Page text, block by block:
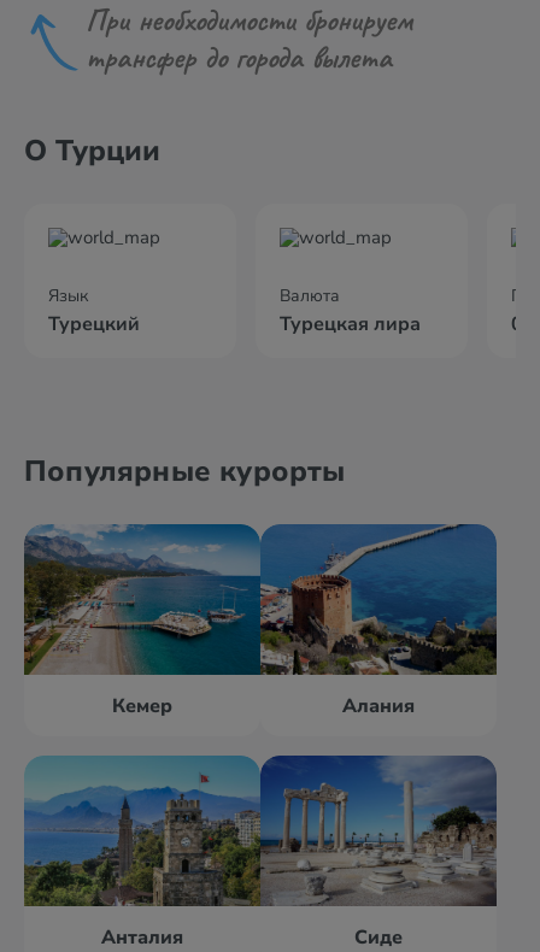
При необходимости бронируем
трансфер до города вылета
О Турции
Язык
Турецкий
Валюта
Турецкая лира
Популярные курорты
Кемер Алания
Анталия Сиде